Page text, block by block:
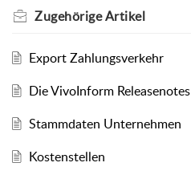
ZugehörigeArtikel
Export Zahlungsverkehr
Die VivoInform Releasenotes
Stammdaten Unternehmen
Kostenstellen